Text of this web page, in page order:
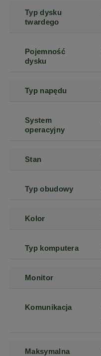
Typ dysku
twardego
Pojemność
dysku
Typ napędu
System
operacyjny
Stan
Typ obudowy
Kolor
Typ komputera
Monitor
Komunikacja
Maksymalna